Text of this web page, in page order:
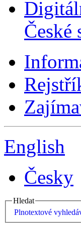
České
English
Česky
Hledat
Plnotextové